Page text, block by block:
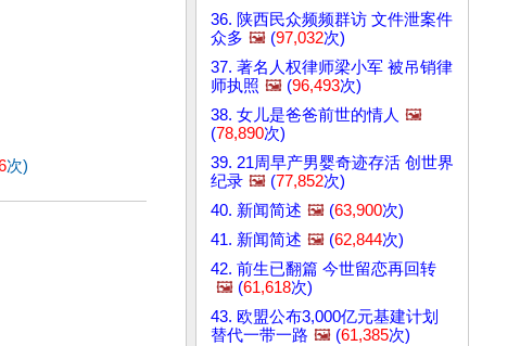
次)
36. 陕西民众频频群访 文件泄案件
众多 🖼️ (97,032次)
37. 著名人权律师梁小军 被吊销律
师执照 🖼️ (96,493次)
38. 女儿是爸爸前世的情人 🖼️
(78,890次)
39. 21周早产男婴奇迹存活 创世界
纪录 🖼️ (77,852次)
40. 新闻简述 🖼️ (63,900次)
41. 新闻简述 🖼️ (62,844次)
42. 前生已翻篇 今世留恋再回转
🖼️ (61,618次)
43. 欧盟公布3,000亿元基建计划
替代一带一路 🖼️ (61,385次)